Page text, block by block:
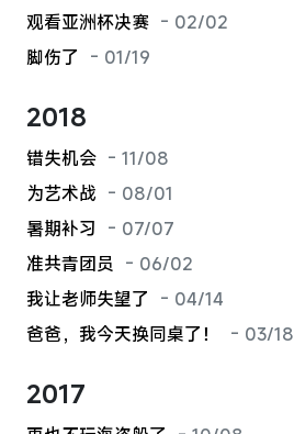
观看亚洲杯决赛 - 02/02
脚伤了 - 01/19
2018
错失机会 - 11/08
为艺术战 - 08/01
暑期补习 - 07/07
准共青团员 - 06/02
我让老师失望了 - 04/14
爸爸，我今天换同桌了！
- 03/18
2017